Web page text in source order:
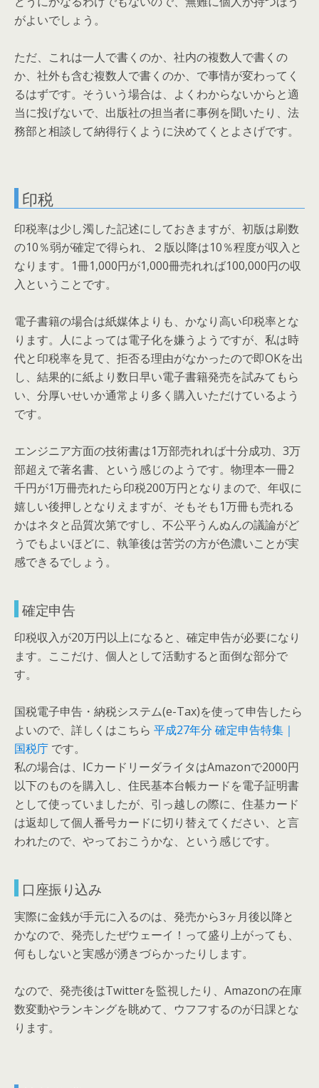
がよいでしょう。
ただ、これは一人で書くのか、社内の複数人で書くの
か、社外も含む複数人で書くのか、で事情が変わってく
るはずです。そういう場合は、よくわからないからと適
当に投げないで、出版社の担当者に事例を聞いたり、法
務部と相談して納得行くように決めてくとよさげです。
印税
印税率は少し濁した記述にしておきますが、初版は刷数
の10％弱が確定で得られ、２版以降は10％程度が収入と
なります。1冊1,000円が1,000冊売れれば100,000円の収
入ということです。
電子書籍の場合は紙媒体よりも、かなり高い印税率とな
ります。人によっては電子化を嫌うようですが、私は時
代と印税率を見て、拒否る理由がなかったので即OKを出
し、結果的に紙より数日早い電子書籍発売を試みてもら
い、分厚いせいか通常より多く購入いただけているよう
です。
エンジニア方面の技術書は1万部売れれば十分成功、3万
部超えで著名書、という感じのようです。物理本一冊2
千円が1万冊売れたら印税200万円となりまので、年収に
嬉しい後押しとなりえますが、そもそも1万冊も売れる
かはネタと品質次第ですし、不公平うんぬんの議論がど
うでもよいほどに、執筆後は苦労の方が色濃いことが実
感できるでしょう。
確定申告
印税収入が20万円以上になると、確定申告が必要になり
ます。ここだけ、個人として活動すると面倒な部分で
す。
国税電子申告・納税システム(e-Tax)を使って申告したら
よいので、詳しくはこちら 平成27年分 確定申告特集｜
国税庁 です。
私の場合は、ICカードリーダライタはAmazonで2000円
以下のものを購入し、住民基本台帳カードを電子証明書
として使っていましたが、引っ越しの際に、住基カード
は返却して個人番号カードに切り替えてください、と言
われたので、やっておこうかな、という感じです。
口座振り込み
実際に金銭が手元に入るのは、発売から3ヶ月後以降と
かなので、発売したぜウェーイ！って盛り上がっても、
何もしないと実感が湧きづらかったりします。
なので、発売後はTwitterを監視したり、Amazonの在庫
数変動やランキングを眺めて、ウフフするのが日課とな
ります。